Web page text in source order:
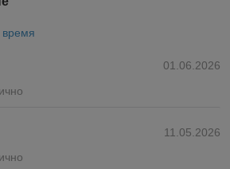
время
01.06.2026
11.05.2026